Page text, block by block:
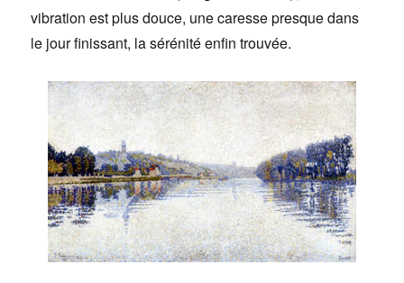
vibration est plus douce, une caresse presque dans
le jour finissant, la sérénité enfin trouvée.